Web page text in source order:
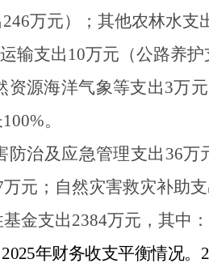
246万元）；其他农林水支
输支出 10万元（公路养护
资源海洋气象等支出3万
100%。
防治及应急管理支出 36万
万元；自然灾害救灾补助支
金支出2384万元，其中
2025年财务收支平衡情况。